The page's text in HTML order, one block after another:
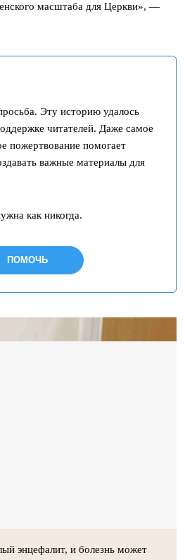
масштаба для Церкви», —
Эту историю удалось
читателей. Даже самое
пожертвование помогает
важные материалы для
как никогда.
ПОМОЧЬ
энцефалит, и болезнь может